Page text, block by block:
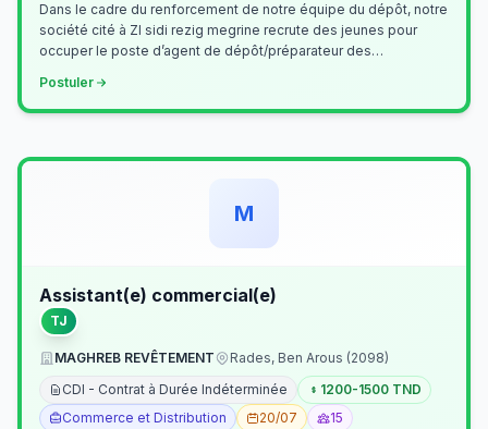
Dans le cadre du renforcement de notre équipe du dépôt, notre
société cité à ZI sidi rezig megrine recrute des jeunes pour
occuper le poste d’agent de dépôt/préparateur des
Postuler
M
Assistant(e) commercial(e)
TJ
MAGHREB REVÊTEMENT
Rades, Ben Arous (2098)
CDI - Contrat à Durée Indéterminée
1200-1500 TND
Commerce et Distribution
20/07 15